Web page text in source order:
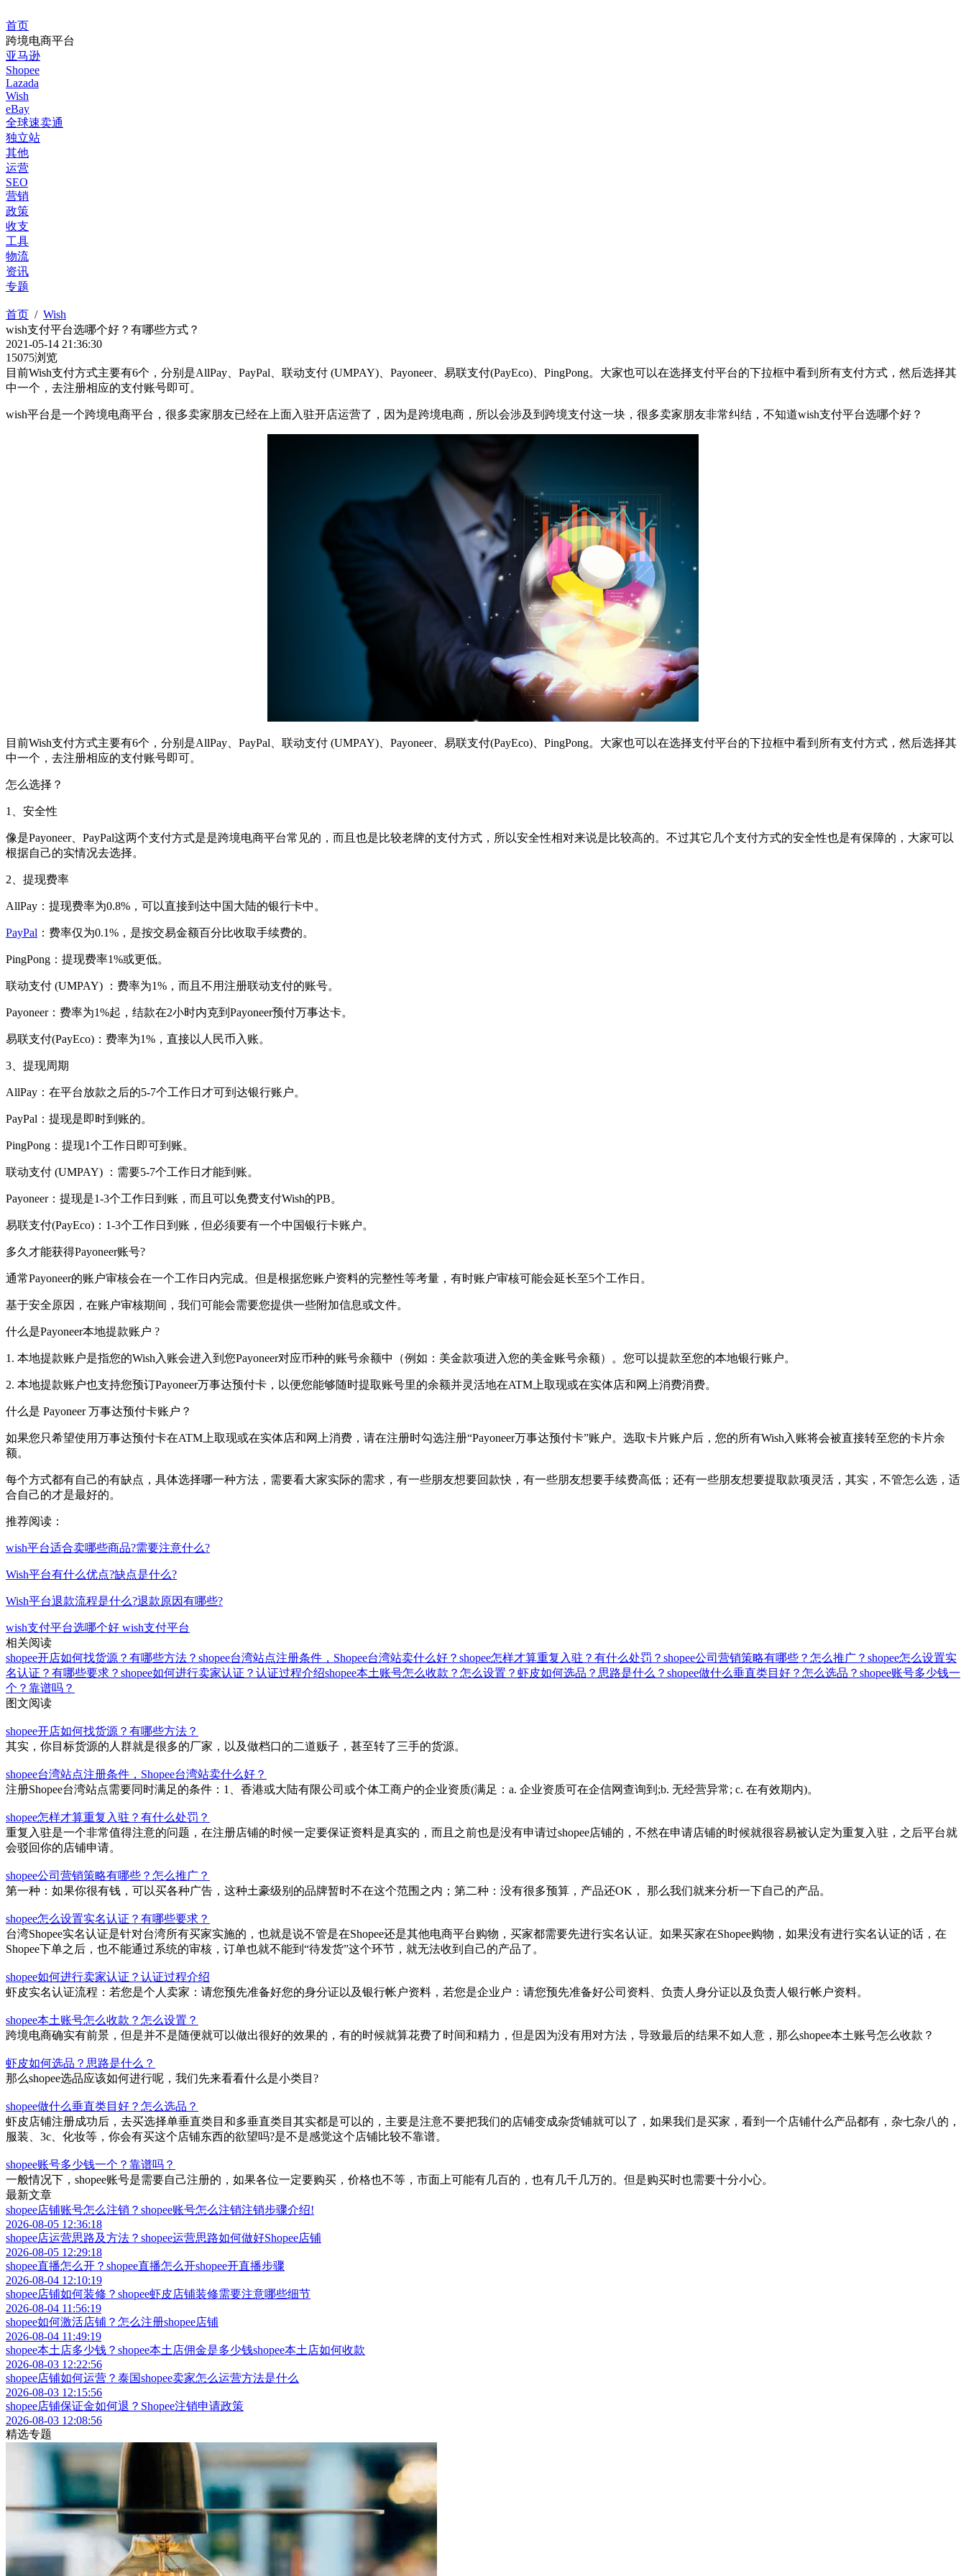
首页
跨境电商平台
亚马逊
Shopee
Lazada
Wish
eBay
全球速卖通
独立站
其他
运营
SEO
营销
政策
收支
工具
物流
资讯
专题
首页 / Wish
wish支付平台选哪个好？有哪些方式？
2021-05-14 21:36:30
15075浏览
目前Wish支付方式主要有6个，分别是AllPay、PayPal、联动支付 (UMPAY)、Payoneer、易联支付(PayEco)、PingPong。大家也可以在选择支付平台的下拉框中看到所有支付方式，然后选择其
中一个，去注册相应的支付账号即可。
wish平台是一个跨境电商平台，很多卖家朋友已经在上面入驻开店运营了，因为是跨境电商，所以会涉及到跨境支付这一块，很多卖家朋友非常纠结，不知道wish支付平台选哪个好？
目前Wish支付方式主要有6个，分别是AllPay、PayPal、联动支付 (UMPAY)、Payoneer、易联支付(PayEco)、PingPong。大家也可以在选择支付平台的下拉框中看到所有支付方式，然后选择其
中一个，去注册相应的支付账号即可。
怎么选择？
1、安全性
像是Payoneer、PayPal这两个支付方式是是跨境电商平台常见的，而且也是比较老牌的支付方式，所以安全性相对来说是比较高的。不过其它几个支付方式的安全性也是有保障的，大家可以
根据自己的实情况去选择。
2、提现费率
AllPay：提现费率为0.8%，可以直接到达中国大陆的银行卡中。
PayPal ：费率仅为0.1%，是按交易金额百分比收取手续费的。
PingPong：提现费率1%或更低。
联动支付 (UMPAY) ：费率为1%，而且不用注册联动支付的账号。
Payoneer：费率为1%起，结款在2小时内克到Payoneer预付万事达卡。
易联支付(PayEco)：费率为1%，直接以人民币入账。
3、提现周期
AllPay：在平台放款之后的5-7个工作日才可到达银行账户。
PayPal：提现是即时到账的。
PingPong：提现1个工作日即可到账。
联动支付 (UMPAY) ：需要5-7个工作日才能到账。
Payoneer：提现是1-3个工作日到账，而且可以免费支付Wish的PB。
易联支付(PayEco)：1-3个工作日到账，但必须要有一个中国银行卡账户。
多久才能获得Payoneer账号?
通常Payoneer的账户审核会在一个工作日内完成。但是根据您账户资料的完整性等考量，有时账户审核可能会延长至5个工作日。
基于安全原因，在账户审核期间，我们可能会需要您提供一些附加信息或文件。
什么是Payoneer本地提款账户 ?
1. 本地提款账户是指您的Wish入账会进入到您Payoneer对应币种的账号余额中（例如：美金款项进入您的美金账号余额）。您可以提款至您的本地银行账户。
2. 本地提款账户也支持您预订Payoneer万事达预付卡，以便您能够随时提取账号里的余额并灵活地在ATM上取现或在实体店和网上消费消费。
什么是 Payoneer 万事达预付卡账户？
如果您只希望使用万事达预付卡在ATM上取现或在实体店和网上消费，请在注册时勾选注册“Payoneer万事达预付卡”账户。选取卡片账户后，您的所有Wish入账将会被直接转至您的卡片余
额。
每个方式都有自己的有缺点，具体选择哪一种方法，需要看大家实际的需求，有一些朋友想要回款快，有一些朋友想要手续费高低；还有一些朋友想要提取款项灵活，其实，不管怎么选，适
合自己的才是最好的。
推荐阅读：
wish平台适合卖哪些商品?需要注意什么?
Wish平台有什么优点?缺点是什么?
Wish平台退款流程是什么?退款原因有哪些?
wish支付平台选哪个好 wish支付平台
相关阅读
shopee开店如何找货源？有哪些方法？ shopee台湾站点注册条件，Shopee台湾站卖什么好？ shopee怎样才算重复入驻？有什么处罚？ shopee公司营销策略有哪些？怎么推广？ shopee怎么设置实
名认证？有哪些要求？ shopee如何进行卖家认证？认证过程介绍shopee本土账号怎么收款？怎么设置？ 虾皮如何选品？思路是什么？ shopee做什么垂直类目好？怎么选品？ shopee账号多少钱一
个？靠谱吗？
图文阅读
shopee开店如何找货源？有哪些方法？
其实，你目标货源的人群就是很多的厂家，以及做档口的二道贩子，甚至转了三手的货源。
shopee台湾站点注册条件，Shopee台湾站卖什么好？
注册Shopee台湾站点需要同时满足的条件：1、香港或大陆有限公司或个体工商户的企业资质(满足：a. 企业资质可在企信网查询到;b. 无经营异常; c. 在有效期内)。
shopee怎样才算重复入驻？有什么处罚？
重复入驻是一个非常值得注意的问题，在注册店铺的时候一定要保证资料是真实的，而且之前也是没有申请过shopee店铺的，不然在申请店铺的时候就很容易被认定为重复入驻，之后平台就
会驳回你的店铺申请。
shopee公司营销策略有哪些？怎么推广？
第一种：如果你很有钱，可以买各种广告，这种土豪级别的品牌暂时不在这个范围之内；第二种：没有很多预算，产品还OK， 那么我们就来分析一下自己的产品。
shopee怎么设置实名认证？有哪些要求？
台湾Shopee实名认证是针对台湾所有买家实施的，也就是说不管是在Shopee还是其他电商平台购物，买家都需要先进行实名认证。如果买家在Shopee购物，如果没有进行实名认证的话，在
Shopee下单之后，也不能通过系统的审核，订单也就不能到“待发货”这个环节，就无法收到自己的产品了。
shopee如何进行卖家认证？认证过程介绍
虾皮实名认证流程：若您是个人卖家：请您预先准备好您的身分证以及银行帐户资料，若您是企业户：请您预先准备好公司资料、负责人身分证以及负责人银行帐户资料。
shopee本土账号怎么收款？怎么设置？
跨境电商确实有前景，但是并不是随便就可以做出很好的效果的，有的时候就算花费了时间和精力，但是因为没有用对方法，导致最后的结果不如人意，那么shopee本土账号怎么收款？
虾皮如何选品？思路是什么？
那么shopee选品应该如何进行呢，我们先来看看什么是小类目?
shopee做什么垂直类目好？怎么选品？
虾皮店铺注册成功后，去买选择单垂直类目和多垂直类目其实都是可以的，主要是注意不要把我们的店铺变成杂货铺就可以了，如果我们是买家，看到一个店铺什么产品都有，杂七杂八的，
服装、3c、化妆等，你会有买这个店铺东西的欲望吗?是不是感觉这个店铺比较不靠谱。
shopee账号多少钱一个？靠谱吗？
一般情况下，shopee账号是需要自己注册的，如果各位一定要购买，价格也不等，市面上可能有几百的，也有几千几万的。但是购买时也需要十分小心。
最新文章
shopee店铺账号怎么注销？shopee账号怎么注销注销步骤介绍!
2026-08-05 12:36:18
shopee店运营思路及方法？shopee运营思路如何做好Shopee店铺
2026-08-05 12:29:18
shopee直播怎么开？shopee直播怎么开shopee开直播步骤
2026-08-04 12:10:19
shopee店铺如何装修？shopee虾皮店铺装修需要注意哪些细节
2026-08-04 11:56:19
shopee如何激活店铺？怎么注册shopee店铺
2026-08-04 11:49:19
shopee本土店多少钱？shopee本土店佣金是多少钱shopee本土店如何收款
2026-08-03 12:22:56
shopee店铺如何运营？泰国shopee卖家怎么运营方法是什么
2026-08-03 12:15:56
shopee店铺保证金如何退？Shopee注销申请政策
2026-08-03 12:08:56
精选专题